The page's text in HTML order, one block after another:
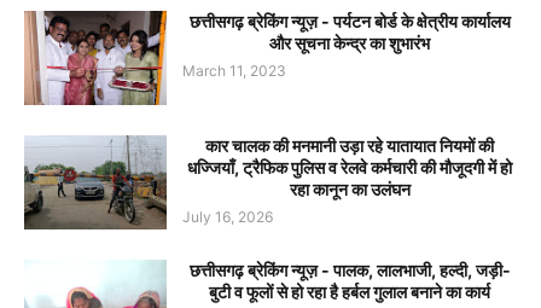
छत्तीसगढ़ ब्रेकिंग न्यूज़ - पर्यटन बोर्ड के क्षेत्रीय कार्यालय
और सूचना केन्द्र का शुभारंभ
March 11, 2023
कार चालक की मनमानी उड़ा रहे यातायात नियमों की
धज्जियाँ, ट्रैफिक पुलिस व रेलवे कर्मचारी की मौजूदगी में हो
रहा कानून का उलंघन
July 16, 2026
छत्तीसगढ़ ब्रेकिंग न्यूज़ - पालक, लालभाजी, हल्दी, जड़ी-
बुटी व फूलों से हो रहा है हर्बल गुलाल बनाने का कार्य